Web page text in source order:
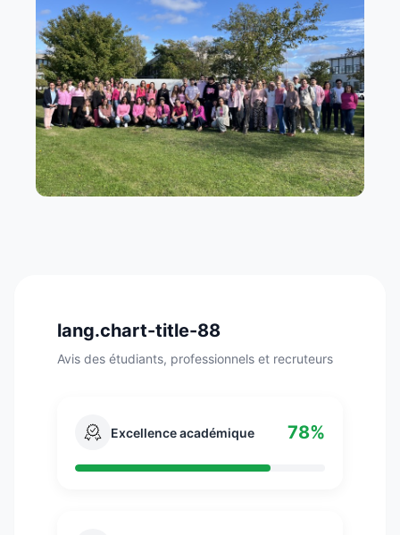
lang.chart-title-88
Avis des étudiants, professionnels et recruteurs
Excellence académique 78%